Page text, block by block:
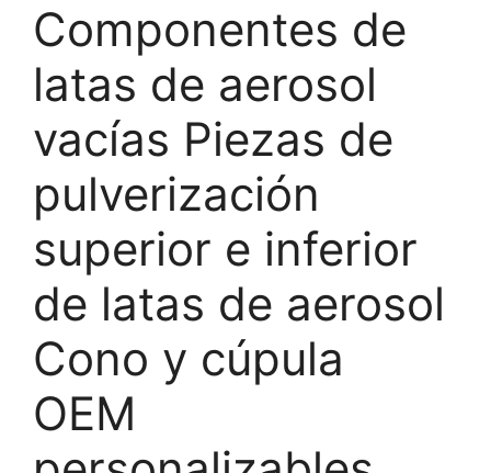
Componentes de
latas de aerosol
vacías Piezas de
pulverización
superior e inferior
de latas de aerosol
Cono y cúpula
OEM